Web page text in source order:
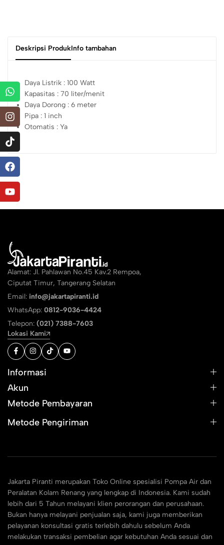
Deskripsi ProdukInfo tambahan
Daya Listrik : 100 Watt
Kapasitas : 70 liter/menit
Daya Dorong : 6 meter
Pipa : 1 inch
Otomatis : Ya
Alamat: Jl. Pahlawan No.45 Kav.2 Rempoa,
Ciputat Timur, Tangerang Selatan
Email: info@jakartapiranti.id
WhatsApp: 0812-9036-4424
Telepon: (021) 7388-7603
Lokasi Kami
Informasi
Akun
Metode Pembayaran
Metode Pengiriman
Jakarta Piranti merupakan Toko Online spesialisi Pompa Air dan
Peralatan Kolam Renang yang lengkap di Indonesia. Kami sudah
lebih dari 5 Tahun melayani klien perorangan dan perusahaan.
Bukan hanya melayani penjualan saja, kami juga memberikan
pelayanan konsultasi gratis terlebih dahulu sebelum Anda
melakukan transaksi pembelian agar kebutuhan Anda sesuai dan